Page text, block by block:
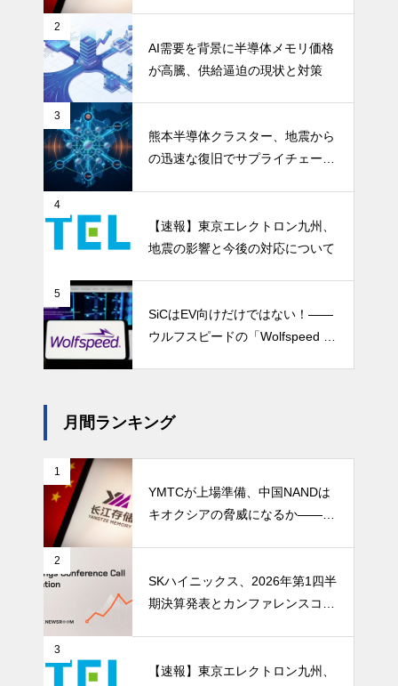
2
AI需要を背景に半導体メモリ価格
が高騰、供給逼迫の現状と対策
3
熊本半導体クラスター、地震から
の迅速な復旧でサプライチェーン
4
【速報】東京エレクトロン九州、
地震の影響と今後の対応について
5
SiCはEV向けだけではない！――
ウルフスピードの「Wolfspeed G
月間ランキング
1
YMTCが上場準備、中国NANDは
キオクシアの脅威になるか――AI
2
SKハイニックス、2026年第1四半
期決算発表とカンファレンスコー
3
【速報】東京エレクトロン九州、